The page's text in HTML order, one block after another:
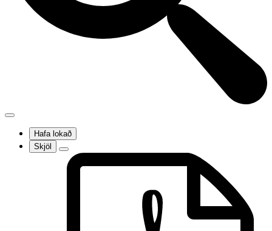
Hafa lokað
Skjöl